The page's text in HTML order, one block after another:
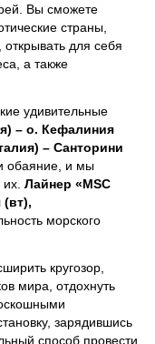
Вы сможете
страны,
для себя
а также
удивительные
– о. Кефалиния
– Санторини
обаяние, и мы
Лайнер «MSC
морского
кругозор,
мира, отдохнуть
зарядившись
способ провести